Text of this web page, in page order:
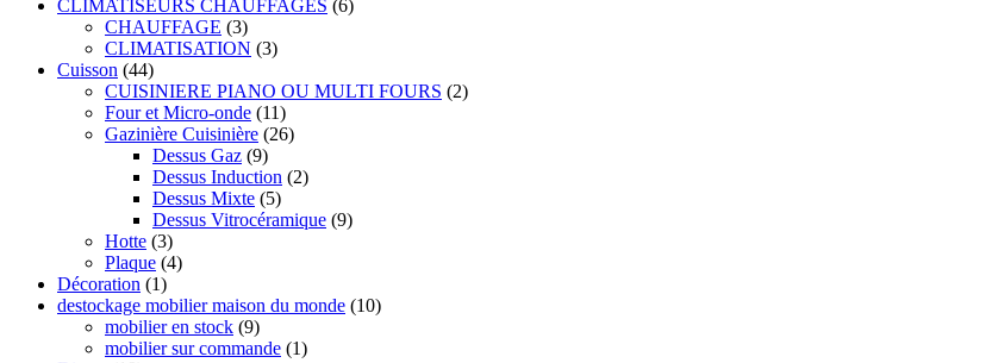
CLIMATISEURS CHAUFFAGES (6)
CHAUFFAGE (3)
CLIMATISATION (3)
Cuisson (44)
CUISINIERE PIANO OU MULTI FOURS (2)
Four et Micro-onde (11)
Gazinière Cuisinière (26)
Dessus Gaz (9)
Dessus Induction (2)
Dessus Mixte (5)
Dessus Vitrocéramique (9)
Hotte (3)
Plaque (4)
Décoration (1)
destockage mobilier maison du monde (10)
mobilier en stock (9)
mobilier sur commande (1)